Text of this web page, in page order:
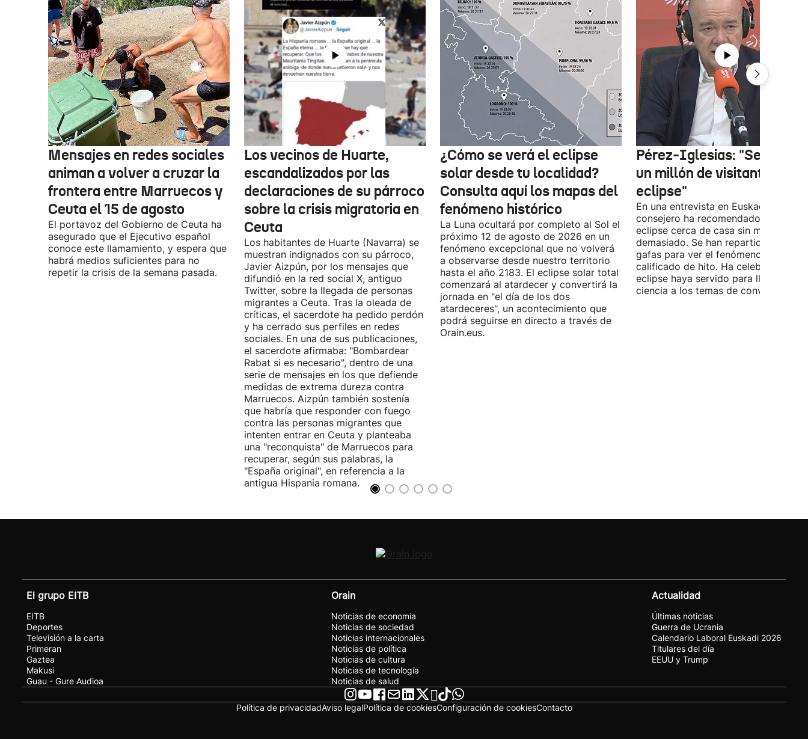
Mensajes en redes sociales
animan a volver a cruzar la
frontera entre Marruecos y
Ceuta el 15 de agosto
El portavoz del Gobierno de Ceuta ha
asegurado que el Ejecutivo español
conoce este llamamiento, y espera que
habrá medios suficientes para no
repetir la crisis de la semana pasada.
Los vecinos de Huarte,
escandalizados por las
declaraciones de su párroco
sobre la crisis migratoria en
Ceuta
Los habitantes de Huarte (Navarra) se
muestran indignados con su párroco,
Javier Aizpún, por los mensajes que
difundió en la red social X, antiguo
Twitter, sobre la llegada de personas
migrantes a Ceuta. Tras la oleada de
críticas, el sacerdote ha pedido perdón
y ha cerrado sus perfiles en redes
sociales. En una de sus publicaciones,
el sacerdote afirmaba: "Bombardear
Rabat si es necesario", dentro de una
serie de mensajes en los que defiende
medidas de extrema dureza contra
Marruecos. Aizpún también sostenía
que habría que responder con fuego
contra las personas migrantes que
intenten entrar en Ceuta y planteaba
una "reconquista" de Marruecos para
recuperar, según sus palabras, la
"España original", en referencia a la
antigua Hispania romana.
¿Cómo se verá el eclipse
solar desde tu localidad?
Consulta aquí los mapas del
fenómeno histórico
La Luna ocultará por completo al Sol el
próximo 12 de agosto de 2026 en un
fenómeno excepcional que no volverá
a observarse desde nuestro territorio
hasta el año 2183. El eclipse solar total
comenzará al atardecer y convertirá la
jornada en "el día de los dos
atardeceres", un acontecimiento que
podrá seguirse en directo a través de
Orain.eus.
Pérez-Iglesias: "Se
un millón de visitantes por
eclipse"
En una entrevista en Euskadi Irratia,
consejero ha recomendado ver el
eclipse cerca de casa sin moverse
demasiado. Se han repartido miles de
gafas para ver el fenómeno que ya
calificado de hito. Ha celebrado que
eclipse haya servido para llevar la
ciencia a los temas de conversación.
El grupo EITB
EITB
Deportes
Televisión a la carta
Primeran
Gaztea
Makusi
Guau - Gure Audioa
Orain
Noticias de economía
Noticias de sociedad
Noticias internacionales
Noticias de política
Noticias de cultura
Noticias de tecnología
Noticias de salud
Actualidad
Últimas noticias
Guerra de Ucrania
Calendario Laboral Euskadi 2026
Titulares del día
EEUU y Trump
Política de privacidadAviso legalPolítica de cookiesConfiguración de cookiesContacto